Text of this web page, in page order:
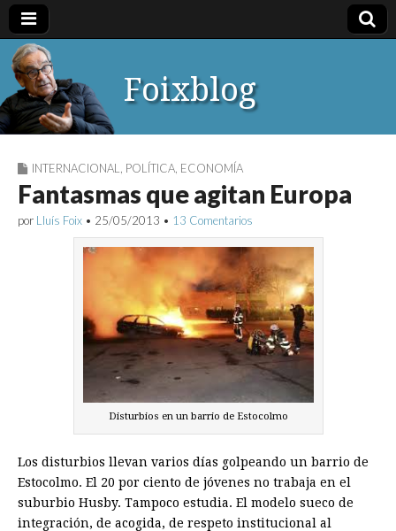
Foixblog
INTERNACIONAL POLÍTICA ECONOMÍA
Fantasmas que agitan Europa
por Lluís Foix • 25/05/2013 • 13 Comentarios
Disturbios en un barrio de Estocolmo
Los disturbios llevan varios días golpeando un barrio de
Estocolmo. El 20 por ciento de jóvenes no trabaja en el
suburbio Husby. Tampoco estudia. El modelo sueco de
integración, de acogida, de respeto institucional al